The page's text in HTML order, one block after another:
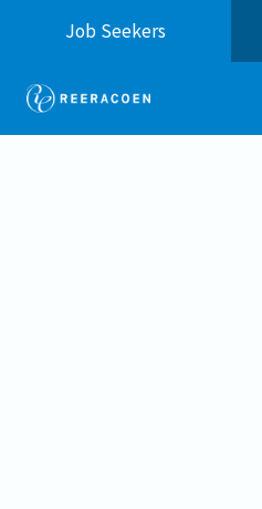
Job Seekers